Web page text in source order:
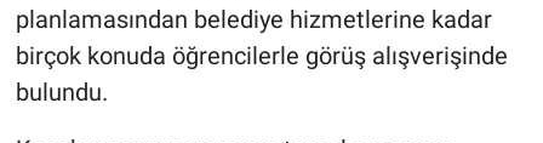
planlamasından belediye hizmetlerine kadar
birçok konuda öğrencilerle görüş alışverişinde
bulundu.